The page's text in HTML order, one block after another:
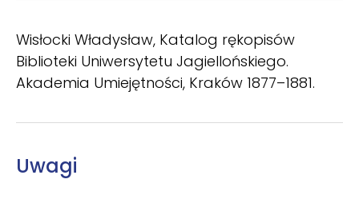
Wisłocki Władysław, Katalog rękopisów
Biblioteki Uniwersytetu Jagiellońskiego.
Akademia Umiejętności, Kraków 1877–1881.
Uwagi